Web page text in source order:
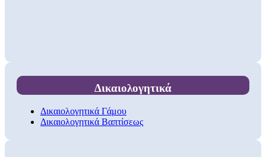
Δικαιολογητικά
Δικαιολογητικά Γάμου
Δικαιολογητικά Βαπτίσεως